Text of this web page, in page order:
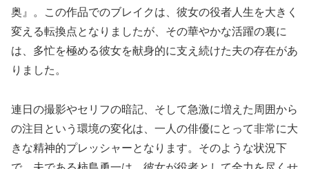
奥』。この作品でのブレイクは、彼女の役者人生を大きく
変える転換点となりましたが、その華やかな活躍の裏に
は、多忙を極める彼女を献身的に支え続けた夫の存在があ
りました。
連日の撮影やセリフの暗記、そして急激に増えた周囲から
の注目という環境の変化は、一人の俳優にとって非常に大
きな精神的プレッシャーとなります。そのような状況下